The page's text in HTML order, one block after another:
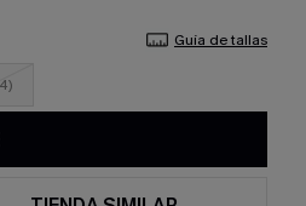
Guía de tallas